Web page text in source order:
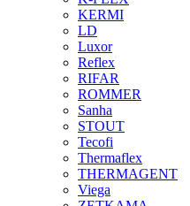
KERMI
LD
Luxor
Reflex
RIFAR
ROMMER
Sanha
STOUT
Tecofi
Thermaflex
THERMAGENT
Viega